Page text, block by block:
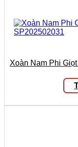
Xoàn Nam Phi